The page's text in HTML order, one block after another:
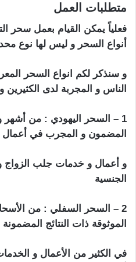
متطلبات العمل
فعلياً يمكن القيام بعمل سحر
أنواع السحر و ليس لها نوع
و سنذكر لكم انواع السحر
الناس و المجربة لدى
1 – السحر اليهودي : من
المضمون و المجرب في أعمال
و أعمال و خدمات جلب الزواج و
الجنسية
2 – السحر السفلي : من
الموثوقة ذات النتائج
في الكثير من الأعمال و